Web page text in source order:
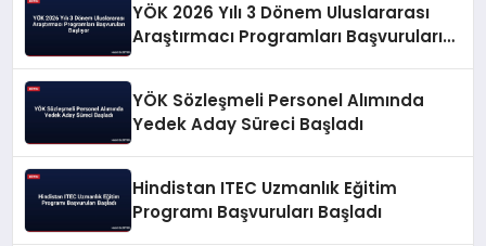
YÖK 2026 Yılı 3 Dönem Uluslararası
Araştırmacı Programları Başvuruları
YÖK Sözleşmeli Personel Alımında
Yedek Aday Süreci Başladı
Hindistan ITEC Uzmanlık Eğitim
Programı Başvuruları Başladı